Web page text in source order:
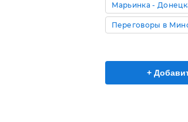
Марьинка -
Переговоры в
+